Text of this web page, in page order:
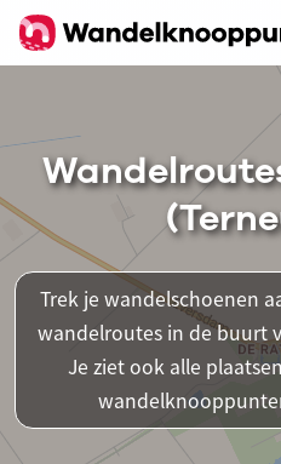
Trek je wandelschoenen
wandelroutes in de buurt
Je ziet ook alle